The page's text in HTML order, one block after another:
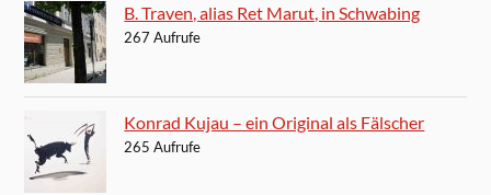
B. Traven, alias Ret Marut, in Schwabing
267 Aufrufe
Konrad Kujau – ein Original als Fälscher
265 Aufrufe